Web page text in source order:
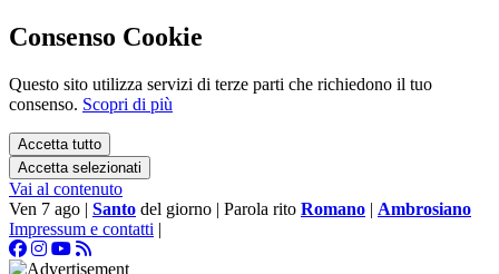
Consenso Cookie
Questo sito utilizza servizi di terze parti che richiedono il tuo
consenso. Scopri di più
Accetta tutto
Accetta selezionati
Vai al contenuto
Ven 7 ago | Santo del giorno | Parola rito Romano | Ambrosiano
Impressum e contatti |